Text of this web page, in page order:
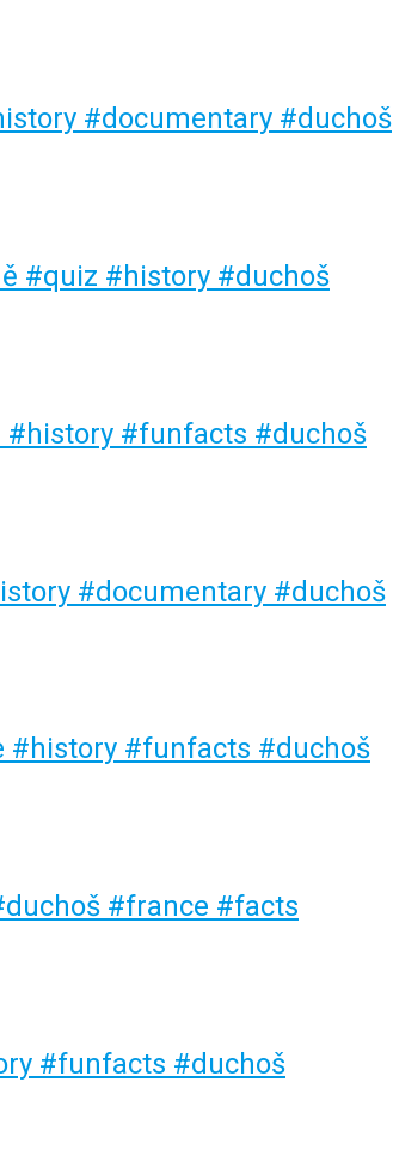
#documentary #duchoš
#quiz #history #duchoš
#history #funfacts #duchoš
#documentary #duchoš
#history #funfacts #duchoš
#france #facts
#funfacts #duchoš